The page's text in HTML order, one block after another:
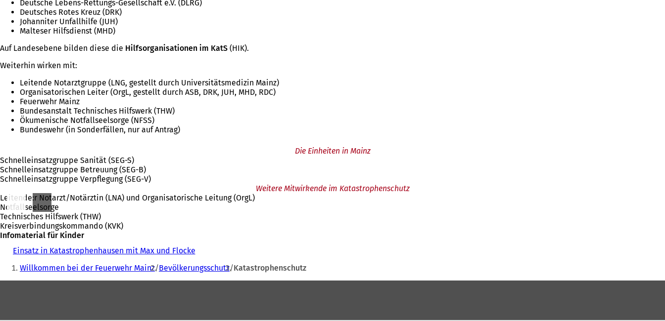
Deutsche Lebens-Rettungs-Gesellschaft e.V. (DLRG)
Deutsches Rotes Kreuz (DRK)
Johanniter Unfallhilfe (JUH)
Malteser Hilfsdienst (MHD)
Auf Landesebene bilden diese die Hilfsorganisationen im KatS (HIK).
Weiterhin wirken mit:
Leitende Notarztgruppe (LNG, gestellt durch Universitätsmedizin Mainz)
Organisatorischen Leiter (OrgL, gestellt durch ASB, DRK, JUH, MHD, RDC)
Feuerwehr Mainz
Bundesanstalt Technisches Hilfswerk (THW)
Ökumenische Notfallseelsorge (NFSS)
Bundeswehr (in Sonderfällen, nur auf Antrag)
Die Einheiten in Mainz
Schnelleinsatzgruppe Sanität (SEG-S)
Schnelleinsatzgruppe Betreuung (SEG-B)
Schnelleinsatzgruppe Verpflegung (SEG-V)
Weitere Mitwirkende im Katastrophenschutz
Leitende:r Notarzt/Notärztin (LNA) und Organisatorische Leitung (OrgL)
Notfallseelsorge
Technisches Hilfswerk (THW)
Kreisverbindungskommando (KVK)
Infomaterial für Kinder
Einsatz in Katastrophenhausen mit Max und Flocke
f
f
Sie
befinden
Willkommen bei der Feuerwehr Mainz Bevölkerungsschutz Katastrophenschutz